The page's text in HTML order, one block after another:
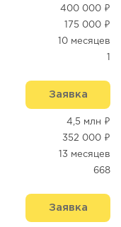
400 000 ₽
175 000 ₽
10 месяцев
Заявка
4,5 млн ₽
352 000 ₽
13 месяцев
668
Заявка